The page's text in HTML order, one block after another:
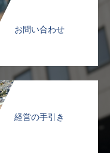
お問い合わせ
経営の手引き